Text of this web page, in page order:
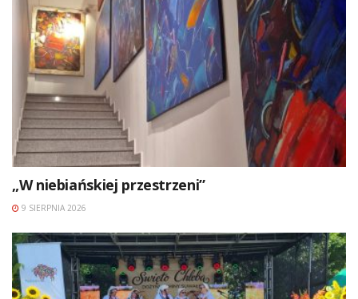
„W niebiańskiej przestrzeni”
9 SIERPNIA 2026